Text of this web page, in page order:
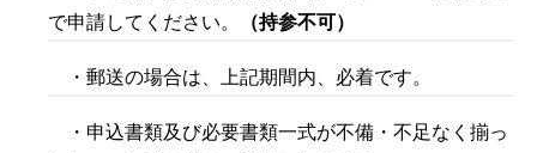
で申請してください。
（持参不可）
・郵送の場合は、上記期間内、必着です。
・申込書類及び必要書類一式が不備・不足なく揃っ